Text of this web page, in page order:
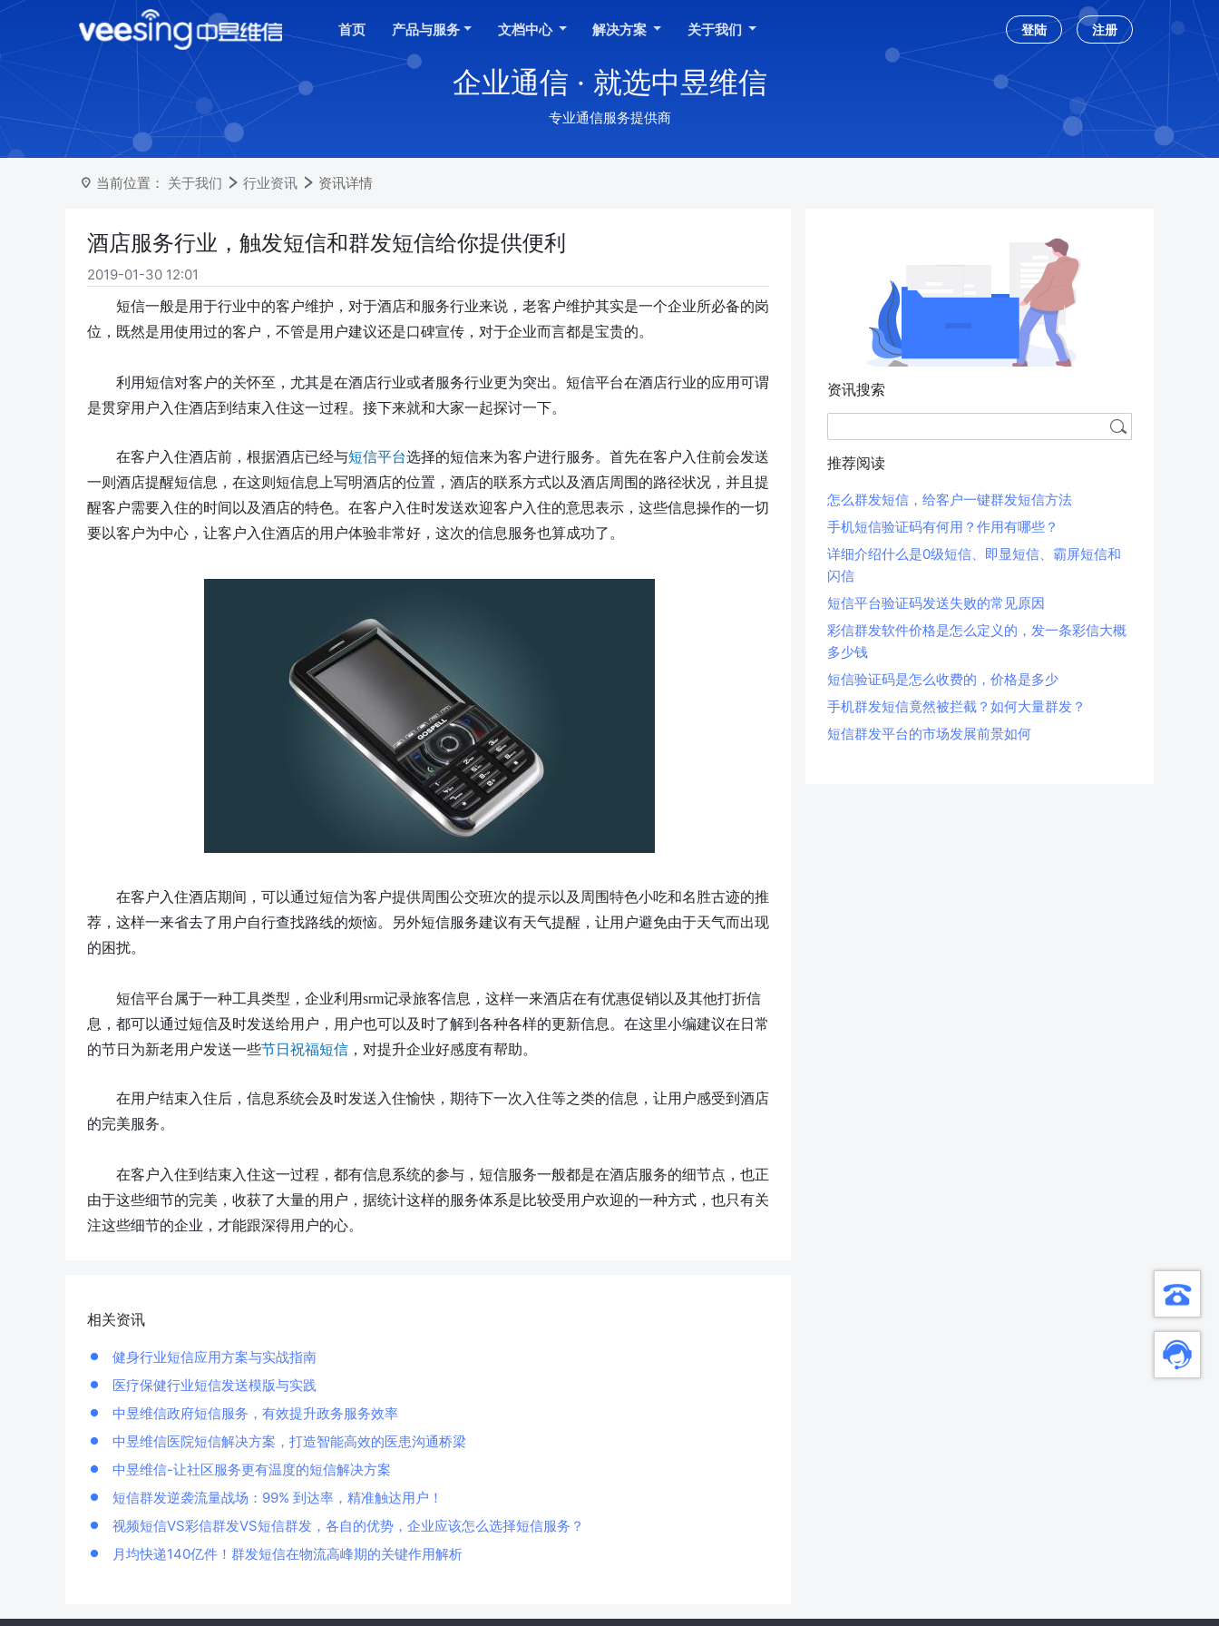
首页 产品与服务 文档中心 解决方案 关于我们 登陆 注册
企业通信 · 就选中昱维信
专业通信服务提供商
当前位置： 关于我们 行业资讯 资讯详情
酒店服务行业，触发短信和群发短信给你提供便利
2019-01-30 12:01
短信一般是用于行业中的客户维护，对于酒店和服务行业来说，老客户维护其实是一个企业所必备的岗
位，既然是用使用过的客户，不管是用户建议还是口碑宣传，对于企业而言都是宝贵的。
利用短信对客户的关怀至，尤其是在酒店行业或者服务行业更为突出。 短信平台在酒店行业的应用可谓
是贯穿用户入住酒店到结束入住这一过程。接下来就和大家一起探讨一下。
在客户入住酒店前，根据酒店已经与短信平台选择的短信来为客户进行服务。首先在客户入住前会发送
一则酒店提醒短信息，在这则短信息上写明酒店的位置，酒店的联系方式以及酒店周围的路径状况，并且提
醒客户需要入住的时间以及酒店的特色。在客户入住时发送欢迎客户入住的意思表示，这些信息操作的一切
要以客户为中心，让客户入住酒店的用户体验非常好，这次的信息服务也算成功了。
在客户入住酒店期间，可以通过短信为客户提供周围公交班次的提示以及周围特色小吃和名胜古迹的推
荐，这样一来省去了用户自行查找路线的烦恼。另外短信服务建议有天气提醒，让用户避免由于天气而出现
的困扰。
短信平台属于一种工具类型 ， 企业利用srm记录旅客信息 ，这样一来酒店在有优惠促销以及其他打折信
息，都可以通过短信及时发送给用户，用户也可以及时了解到各种各样的更新信息。在这里小编建议在日常
的节日为新老用户发送一些节日祝福短信 ， 对提升企业好感度有帮助。
在用户结束入住后，信息系统会及时发送入住愉快，期待下一次入住等之类的信息，让用户感受到酒店
的完美服务。
在客户入住到结束入住这一过程，都有信息系统的参与， 短信服务一般都是在酒店服务的细节点，也正
由于这些细节的完美，收获了大量的用户，据统计这样的服务体系是比较受用户欢迎的一种方式 ， 也只有关
注这些细节的企业，才能跟深得用户的心。
相关资讯
健身行业短信应用方案与实战指南
医疗保健行业短信发送模版与实践
中昱维信政府短信服务，有效提升政务服务效率
中昱维信医院短信解决方案，打造智能高效的医患沟通桥梁
中昱维信-让社区服务更有温度的短信解决方案
短信群发逆袭流量战场：99% 到达率，精准触达用户！
视频短信VS彩信群发VS短信群发，各自的优势，企业应该怎么选择短信服务？
月均快递140亿件！群发短信在物流高峰期的关键作用解析
资讯搜索
推荐阅读
怎么群发短信，给客户一键群发短信方法
手机短信验证码有何用？作用有哪些？
详细介绍什么是0级短信、即显短信、霸屏短信和
闪信
短信平台验证码发送失败的常见原因
彩信群发软件价格是怎么定义的，发一条彩信大概
多少钱
短信验证码是怎么收费的，价格是多少
手机群发短信竟然被拦截？如何大量群发？
短信群发平台的市场发展前景如何